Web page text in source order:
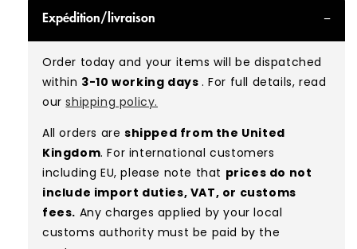
can expect items that are in great condition
with minimal signs of wear. While they are
used, they remain free of significant defects
and are in excellent shape overall.
Please note:As these are vintage/used
garments, a small percentage (5–10%) may
have minor flaws such as small tears, holes, or
stains. While we carefully inspect all items, a
degree of human error is possible. Condition
Expédition/livraison
Order today and your items will be dispatched
within 3-10 working days. For full details, read
ourshipping policy.
All orders are shipped from the United
Kingdom. For international customers
including EU, please note that prices do not
include import duties, VAT, or customs
fees. Any charges applied by your local
customs authority must be paid by the